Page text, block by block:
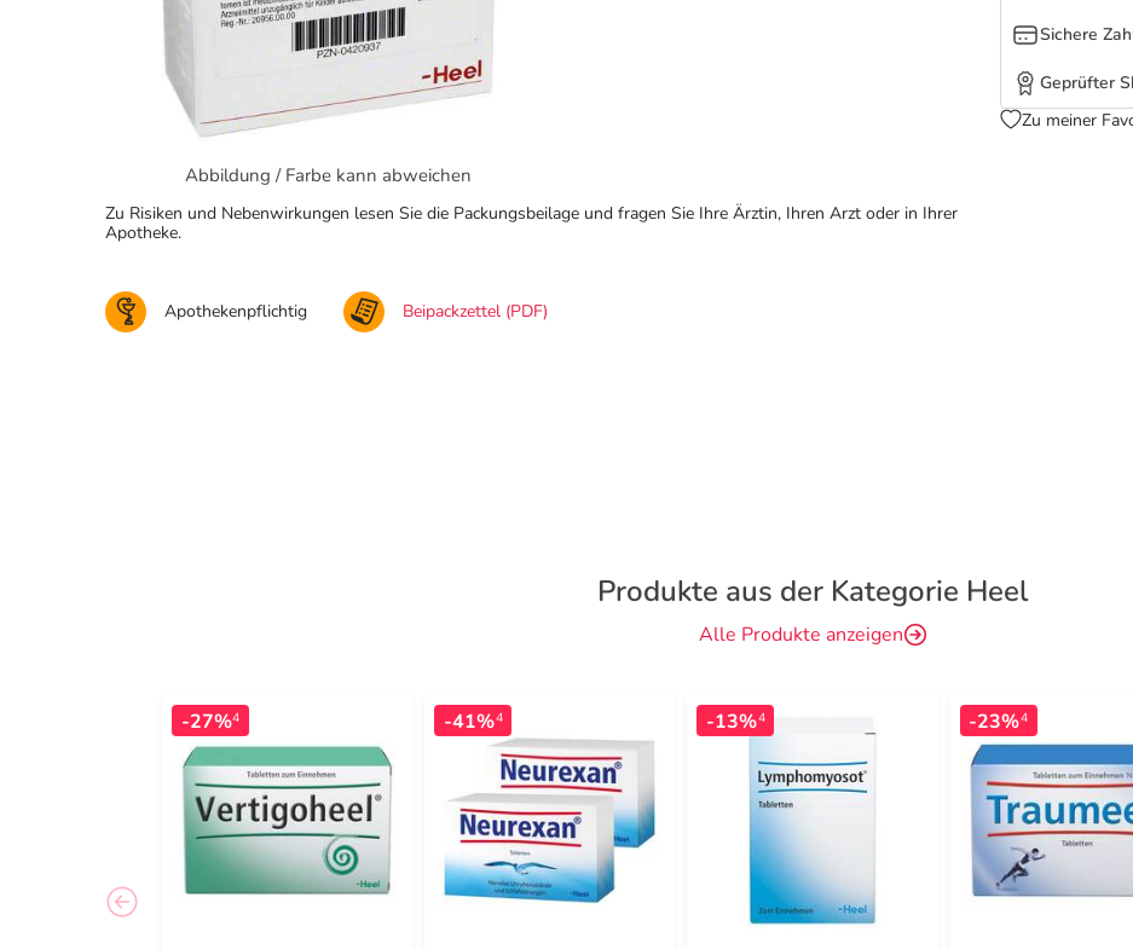
Abbildung / Farbe kann abweichen
Sichere
Geprüfter
Zu meiner
Zu Risiken und Nebenwirkungen lesen Sie die Packungsbeilage und fragen Sie Ihre Ärztin, Ihren Arzt oder in Ihrer
Apotheke.
Apothekenpflichtig Beipackzettel (PDF)
Produkte aus der Kategorie Heel
Alle Produkte anzeigen
-27%4 -41%4 -13%4 -23%4